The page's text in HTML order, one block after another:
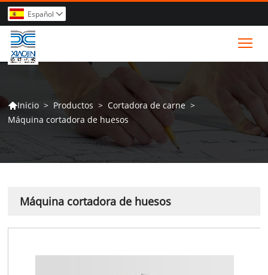
Español 
Inicio > Productos > Cortadora de carne >
Máquina cortadora de huesos
Máquina cortadora de huesos